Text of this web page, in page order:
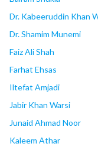
Dr. Kabeeruddin Khan
Dr. Shamim Munemi
Faiz Ali Shah
Farhat Ehsas
Iltefat Amjadi
Jabir Khan Warsi
Junaid Ahmad Noor
Kaleem Athar